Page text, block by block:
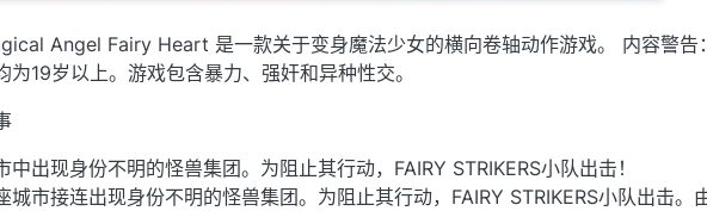
Angel Fairy Heart 是一款关于变身魔法少女的横向卷轴动作游戏。 内容警告
为19岁以上。游戏包含暴力、强奸和异种性交。
中出现身份不明的怪兽集团。为阻止其行动，FAIRY STRIKERS小队出击！
城市接连出现身份不明的怪兽集团。为阻止其行动，FAIRY STRIKERS小队出击。